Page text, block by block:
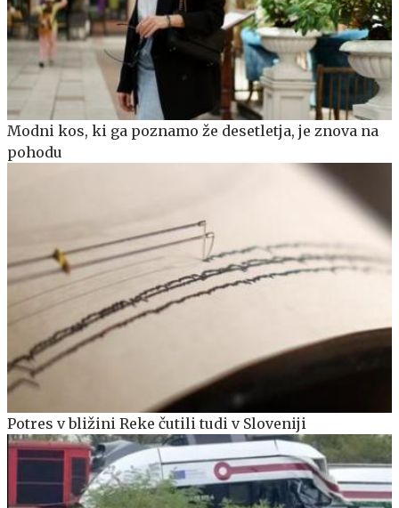
Modni kos, ki ga poznamo že desetletja, je znova na
pohodu
Potres v bližini Reke čutili tudi v Sloveniji